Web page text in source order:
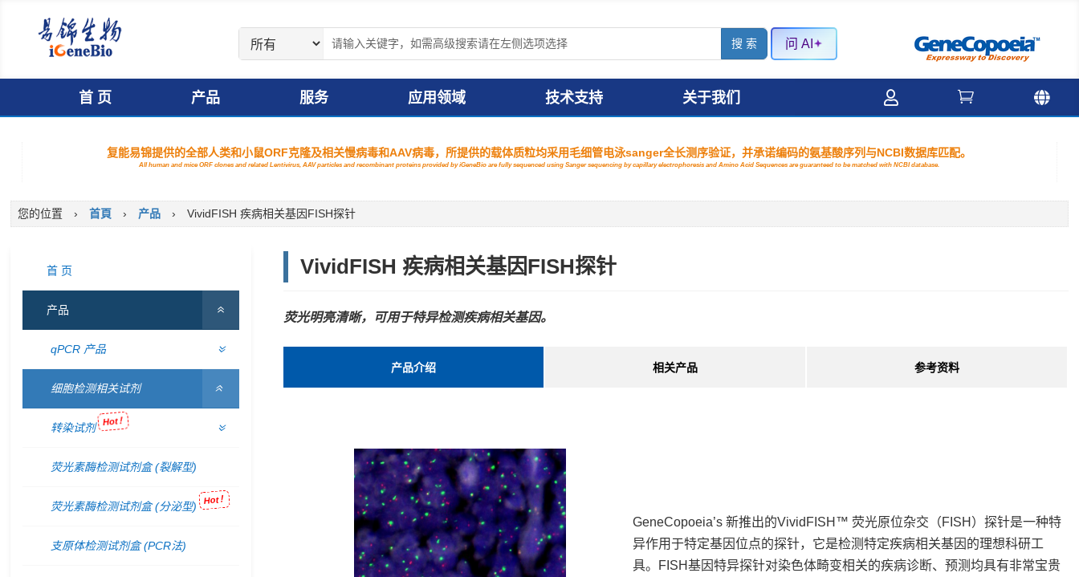
问 AI
首 页 产品 服务 应用领域 技术支持 关于我们   
复能易锦提供的全部人类和小鼠ORF克隆及相关慢病毒和AAV病毒，所提供的载体质粒均采用毛细管电泳sanger全长测序验证，并承诺编码的氨基酸序列与NCBI数据库匹配。
All human and mice ORF clones and related Lentivirus, AAV particles and recombinant proteins provided by iGeneBio are fully sequenced using Sanger sequencing by capillary electrophoresis and Amino Acid Sequences are guaranteed to be matched with NCBI database.
您的位置 › 首頁 › 产品 › VividFISH 疾病相关基因FISH探针
首 页
产品
qPCR 产品
细胞检测相关试剂
转染试剂
Hot！
荧光素酶检测试剂盒 (裂解型)
荧光素酶检测试剂盒 (分泌型)
Hot！
支原体检测试剂盒 (PCR法)
VividFISH 疾病相关基因FISH探针
荧光明亮清晰，可用于特异检测疾病相关基因。
产品介绍 相关产品 参考资料
GeneCopoeia’s 新推出的VividFISH™ 荧光原位杂交（FISH）探针是一种特
异作用于特定基因位点的探针，它是检测特定疾病相关基因的理想科研工
具。FISH基因特异探针对染色体畸变相关的疾病诊断、预测均具有非常宝贵